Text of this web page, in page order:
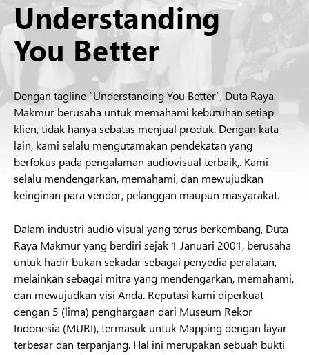
Understanding
You Better
Dengan tagline “Understanding You Better”, Duta Raya
Makmur berusaha untuk memahami kebutuhan setiap
klien, tidak hanya sebatas menjual produk. Dengan kata
lain, kami selalu mengutamakan pendekatan yang
berfokus pada pengalaman audiovisual terbaik,. Kami
selalu mendengarkan, memahami, dan mewujudkan
keinginan para vendor, pelanggan maupun masyarakat.
Dalam industri audio visual yang terus berkembang, Duta
Raya Makmur yang berdiri sejak 1 Januari 2001, berusaha
untuk hadir bukan sekadar sebagai penyedia peralatan,
melainkan sebagai mitra yang mendengarkan, memahami,
dan mewujudkan visi Anda. Reputasi kami diperkuat
dengan 5 (lima) penghargaan dari Museum Rekor
Indonesia (MURI), termasuk untuk Mapping dengan layar
terbesar dan terpanjang. Hal ini merupakan sebuah bukti